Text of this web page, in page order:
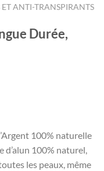
ANTI-TRANSPIRANTS
Durée,
100% naturelle
d’alun 100% naturel,
les peaux, même